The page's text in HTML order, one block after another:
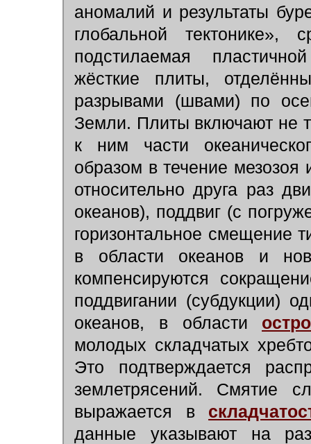
аномалий и результаты
глобальной тектонике»,
подстилаемая
жёсткие плиты,
разрывами (швами) по
Земли. Плиты включают не
к ним части
образом в течение
относительно друга раз
океанов), поддвиг (с
горизонтальное смещение
в области океанов и
компенсируются
поддвигании (субдукции)
океанов, в области
молодых складчатых
Это подтверждается
землетрясений. Смятие
выражается в
данные указывают на